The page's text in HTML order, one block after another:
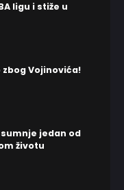
ligu i stiže u
Vojinovića!
jedan od
životu